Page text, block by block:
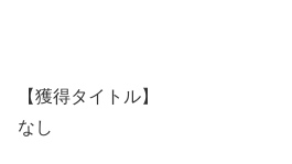
【獲得タイトル】
なし